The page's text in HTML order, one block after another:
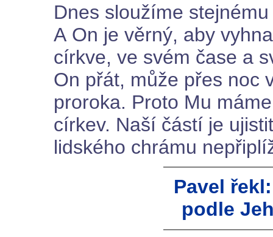
Dnes sloužíme
A On je věrný, aby
církve, ve svém čase a
On přát, může přes noc
proroka. Proto Mu
církev. Naší částí je
lidského chrámu
Pavel
podle